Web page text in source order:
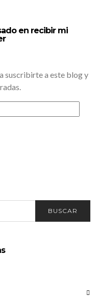
en recibir mi
suscribirte a este blog y
BUSCAR